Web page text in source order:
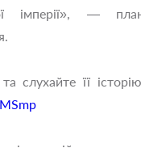
імперії», —
слухайте її